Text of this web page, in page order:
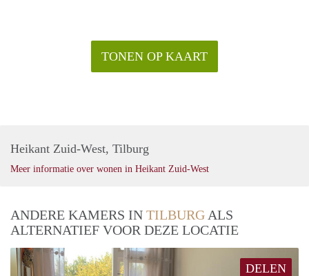
TONEN OP KAART
Heikant Zuid-West, Tilburg
Meer informatie over wonen in Heikant Zuid-West
ANDERE KAMERS IN TILBURG ALS
ALTERNATIEF VOOR DEZE LOCATIE
DELEN